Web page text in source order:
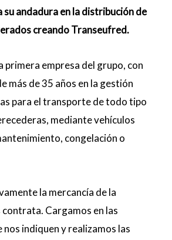
su andadura en la distribución de
creando Transeufred.
primera empresa del grupo, con
más de 35 años en la gestión
para el transporte de todo tipo
mediante vehículos
congelación o
la mercancía de la
contrata. Cargamos en las
nos indiquen y realizamos las